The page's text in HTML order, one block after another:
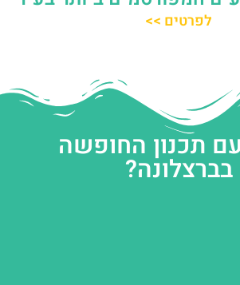
לפרטים >>
תכנון החופשה
בברצלונה?